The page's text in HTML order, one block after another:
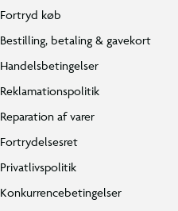
Fortryd køb
Bestilling, betaling & gavekort
Handelsbetingelser
Reklamationspolitik
Reparation af varer
Fortrydelsesret
Privatlivspolitik
Konkurrencebetingelser